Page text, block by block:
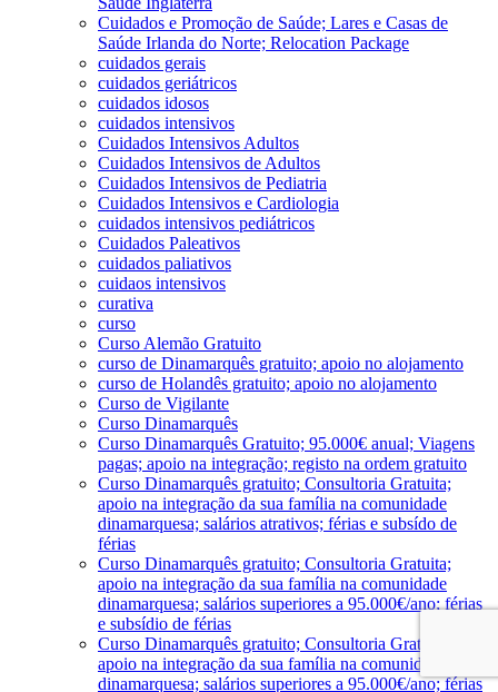
Cuidados e Promoção de Saúde; Lares e Casas de
Saúde Irlanda do Norte; Relocation Package
cuidados gerais
cuidados geriátricos
cuidados idosos
cuidados intensivos
Cuidados Intensivos Adultos
Cuidados Intensivos de Adultos
Cuidados Intensivos de Pediatria
Cuidados Intensivos e Cardiologia
cuidados intensivos pediátricos
Cuidados Paleativos
cuidados paliativos
cuidaos intensivos
curativa
curso
Curso Alemão Gratuito
curso de Dinamarquês gratuito; apoio no alojamento
curso de Holandês gratuito; apoio no alojamento
Curso de Vigilante
Curso Dinamarquês
Curso Dinamarquês Gratuito; 95.000€ anual; Viagens
pagas; apoio na integração; registo na ordem gratuito
Curso Dinamarquês gratuito; Consultoria Gratuita;
apoio na integração da sua família na comunidade
dinamarquesa; salários atrativos; férias e subsído de
férias
Curso Dinamarquês gratuito; Consultoria Gratuita;
apoio na integração da sua família na comunidade
dinamarquesa; salários superiores a 95.000€/ano; férias
e subsídio de férias
Curso Dinamarquês gratuito; Consultoria Gratuita;
apoio na integração da sua família na comunidade
dinamarquesa; salários superiores a 95.000€/ano; férias